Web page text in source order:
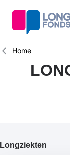
inhoud
Kruimelpad
Home
Primair
Longziekten